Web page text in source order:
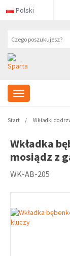
Polski
Start Wkładki do
Wkładka
mosiądz z
WK-AB-205